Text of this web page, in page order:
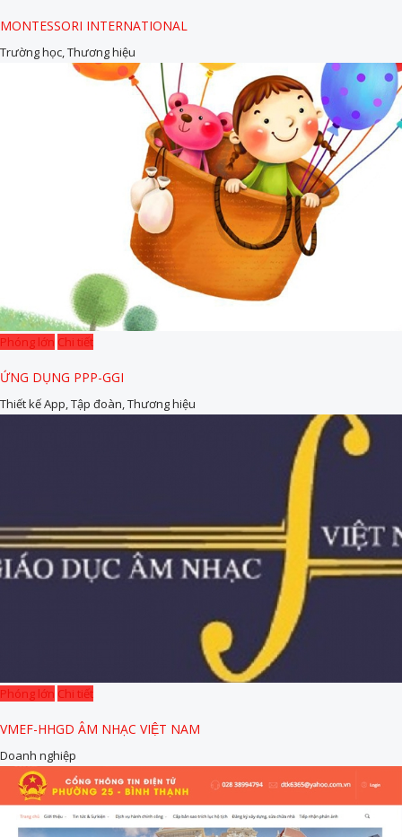
MONTESSORI INTERNATIONAL
Trường học, Thương hiệu
Phóng lớn Chi tiết
ỨNG DỤNG PPP-GGI
Thiết kế App, Tập đoàn, Thương hiệu
Phóng lớn Chi tiết
VMEF-HHGD ÂM NHẠC VIỆT NAM
Doanh nghiệp